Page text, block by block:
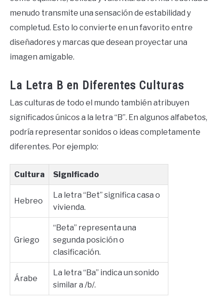
menudo transmite una sensación de estabilidad y
completud. Esto lo convierte en un favorito entre
diseñadores y marcas que desean proyectar una
imagen amigable.
La Letra B en Diferentes Culturas
Las culturas de todo el mundo también atribuyen
significados únicos a la letra “B”. En algunos alfabetos,
podría representar sonidos o ideas completamente
diferentes. Por ejemplo:
Cultura Significado
Hebreo
La letra “Bet” significa casa o
vivienda.
Griego
“Beta” representa una
segunda posición o
clasificación.
Árabe
La letra “Ba” indica un sonido
similar a /b/.